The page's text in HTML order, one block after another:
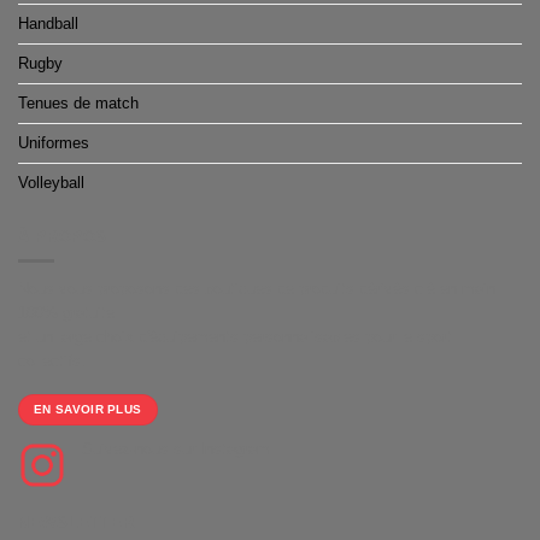
Handball
Rugby
Tenues de match
Uniformes
Volleyball
EN SAVOIR PLUS